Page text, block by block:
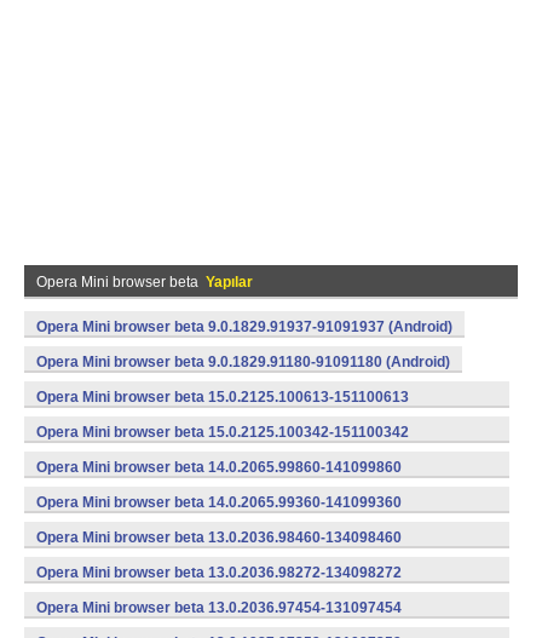
Opera Mini browser beta Yapılar
Opera Mini browser beta 9.0.1829.91937-91091937 (Android)
Opera Mini browser beta 9.0.1829.91180-91091180 (Android)
Opera Mini browser beta 15.0.2125.100613-151100613
(armeabi) (Android)
Opera Mini browser beta 15.0.2125.100342-151100342
(armeabi) (Android)
Opera Mini browser beta 14.0.2065.99860-141099860
(armeabi) (Android)
Opera Mini browser beta 14.0.2065.99360-141099360
(armeabi) (Android)
Opera Mini browser beta 13.0.2036.98460-134098460
(armeabi) (Android)
Opera Mini browser beta 13.0.2036.98272-134098272
(armeabi) (Android)
Opera Mini browser beta 13.0.2036.97454-131097454
(armeabi) (Android)